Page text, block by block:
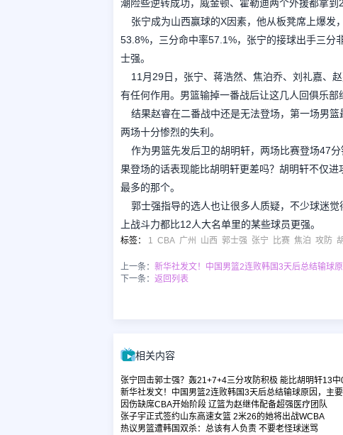
潮险些逆转成功，威金顿、霍勒迪两个外援都拿到
张宁成为山西赢球的X因素，他从板凳席上爆
53.8%，三分命中率57.1%，张宁的接球出手三分
士强。
11月29日，张宁、蒋浩然、焦泊乔、刘礼嘉、
有任何作用。男篮输掉一番战后让这几人回俱乐部
结果赵睿在二番战中还是无法登场，第一场男
两场十分惨烈的失利。
作为男篮先发后卫的胡明轩，两场比赛登场47
果登场的话表现能比胡明轩更差吗？胡明轩不仅
最多的那个。
郭士强指导的选人也让很多人质疑，不少球迷
上战斗力都比12人大名单里的某些球员更强。
标签： 1 CBA 广州 山西 郭士强 张宁 比赛 焦泊 攻防
上一条： 新华社发文！中国男篮2连败韩国3天后总结输球
下一条： 返回列表
相关内容
张宁回击郭士强？轰21+7+4三分攻防积极 能比胡明轩13中
新华社发文！中国男篮2连败韩国3天后总结输球原因，主
因伤缺席CBA开始阶段 辽篮为赵继伟配备超强医疗团队
张子宇正式签约山东高速女篮 2米26的她将出战WCBA
热议男篮遭韩国双杀：总该有人负责 不要老怪球迷骂